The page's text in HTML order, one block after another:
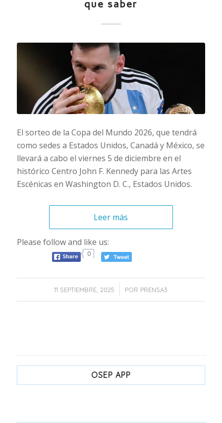
que saber
El sorteo de la Copa del Mundo 2026, que tendrá
como sedes a Estados Unidos, Canadá y México, se
llevará a cabo el viernes 5 de diciembre en el
histórico Centro John F. Kennedy para las Artes
Escénicas en Washington D. C., Estados Unidos.
Leer más
Please follow and like us:
0
11 SEPTIEMBRE, 2025
/ POR PRENSA3
OSEP APP